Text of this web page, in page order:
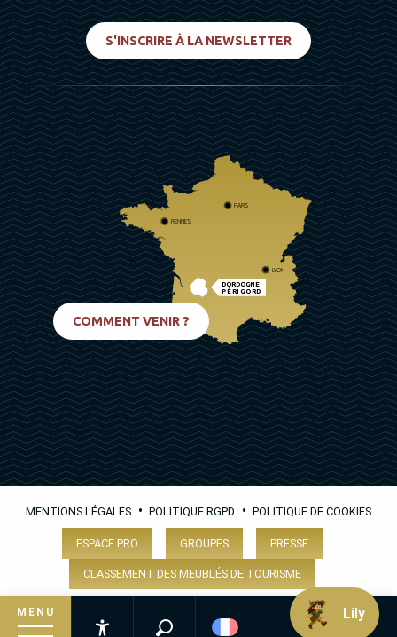
MENU
S'INSCRIRE À LA NEWSLETTER
DORDOGNE
PÉRIGORD
PARIS
RENNES
LYON
COMMENT VENIR ?
MENTIONS LÉGALES • POLITIQUE RGPD • POLITIQUE DE COOKIES
ESPACE PRO GROUPES PRESSE
CLASSEMENT DES MEUBLÉS DE TOURISME
Lily